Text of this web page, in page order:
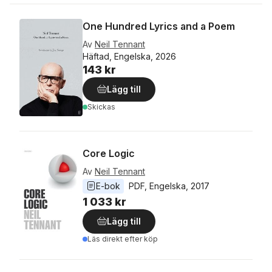
One Hundred Lyrics and a Poem
Av Neil Tennant
Häftad, Engelska, 2026
143 kr
Lägg till
Skickas
Core Logic
Av Neil Tennant
E-bok
PDF Engelska 2017
1 033 kr
Lägg till
Läs direkt efter köp